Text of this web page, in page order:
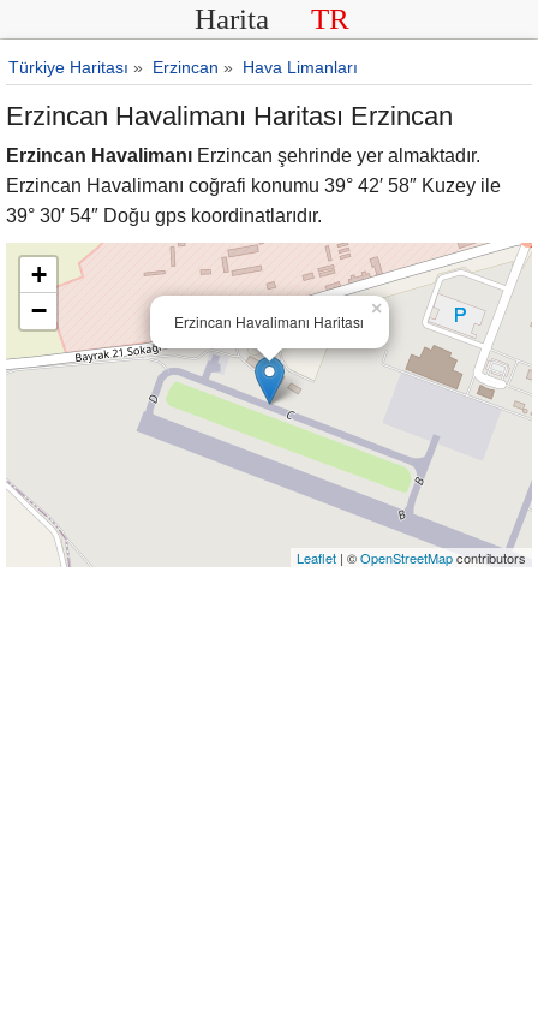
Harita TR
Türkiye Haritası » Erzincan » Hava Limanları
Erzincan Havalimanı Haritası Erzincan
Erzincan Havalimanı Erzincan şehrinde yer almaktadır.
Erzincan Havalimanı coğrafi konumu 39° 42′ 58″ Kuzey ile
39° 30′ 54″ Doğu gps koordinatlarıdır.
Erzincan Havalimanı Haritası
×
+
−
Leaflet | ©OpenStreetMapcontributors